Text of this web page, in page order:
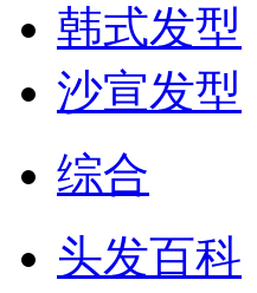
韩式发型
沙宣发型
综合
头发百科